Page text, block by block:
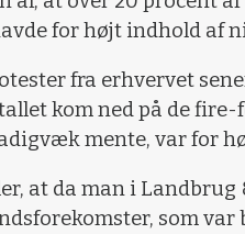
for højt indhold af
fra erhvervet
kom ned på de fire-
mente, var for
at da man i Landbrug
som var